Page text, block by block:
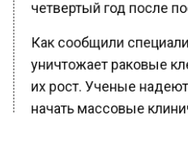
четвертый год после
Как сообщили
уничтожает раковые
их рост. Ученые
начать массовые